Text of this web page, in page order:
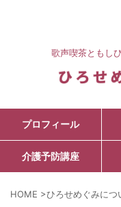
歌声喫茶ともし
プロフィール
介護予防講座
HOME >ひろせめぐみにつ